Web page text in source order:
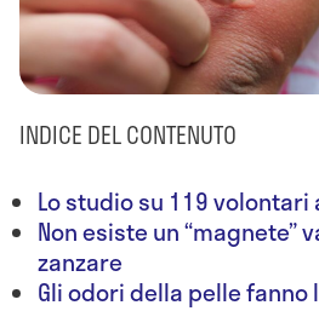
INDICE DEL CONTENUTO
Lo studio su 119 volontari
Non esiste un “magnete”
zanzare
Gli odori della pelle fanno